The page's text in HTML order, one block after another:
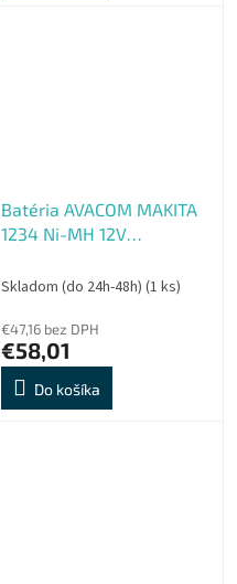
Batéria AVACOM MAKITA
1234 Ni-MH 12V
PANASONIC
Skladom (do 24h-48h) (1 ks)
€47,16 bez DPH
€58,01
Do košíka